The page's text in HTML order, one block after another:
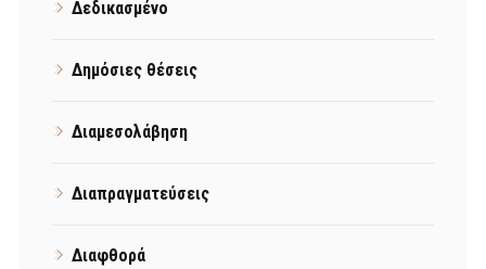
Δεδικασμένο
Δημόσιες θέσεις
Διαμεσολάβηση
Διαπραγματεύσεις
Διαφθορά